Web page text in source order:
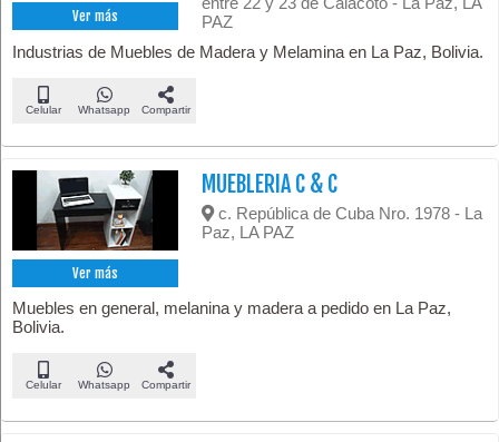
Ver más
PAZ
Industrias de Muebles de Madera y Melamina en La Paz, Bolivia.
Celular Whatsapp Compartir
Ver más
MUEBLERIA C & C
c. República de Cuba Nro. 1978 - La
Paz, LA PAZ
Muebles en general, melanina y madera a pedido en La Paz,
Bolivia.
Celular Whatsapp Compartir